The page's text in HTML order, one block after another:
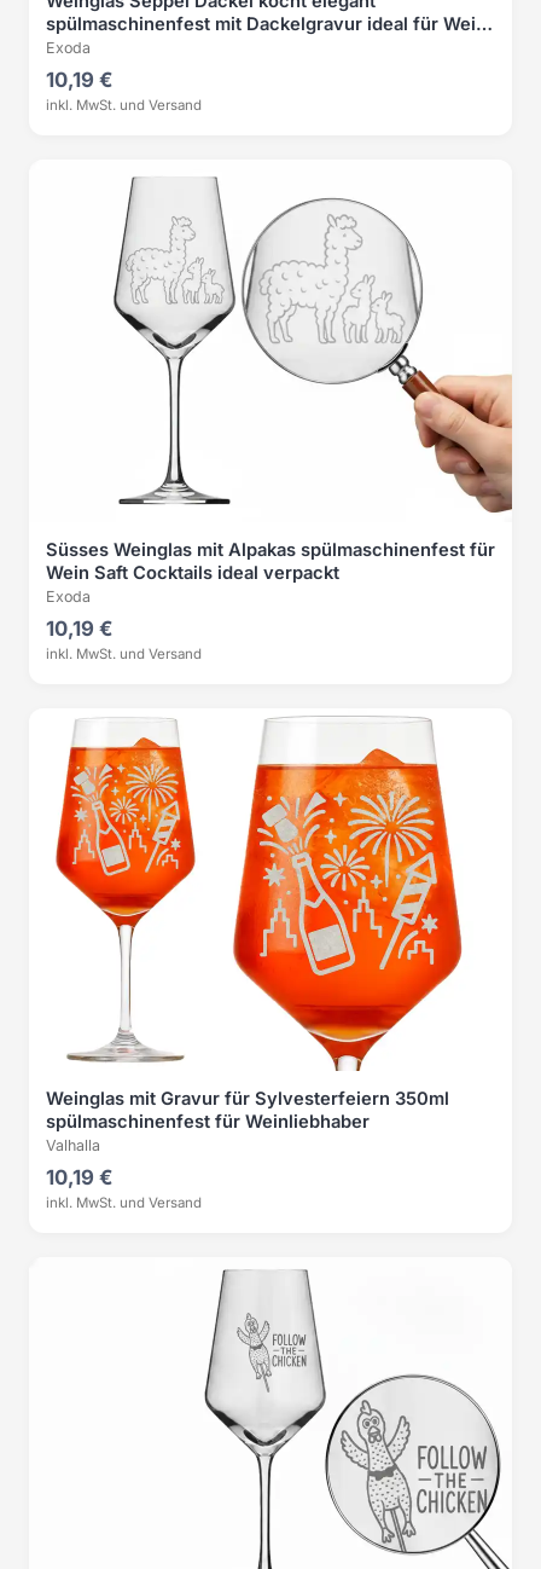
spülmaschinenfest mit Dackelgravur ideal für Wein
Cocktails
Exoda
10,19 €
inkl. MwSt. und Versand
Süsses Weinglas mit Alpakas spülmaschinenfest für
Wein Saft Cocktails ideal verpackt
Exoda
10,19 €
inkl. MwSt. und Versand
Weinglas mit Gravur für Sylvesterfeiern 350ml
spülmaschinenfest für Weinliebhaber
Valhalla
10,19 €
inkl. MwSt. und Versand